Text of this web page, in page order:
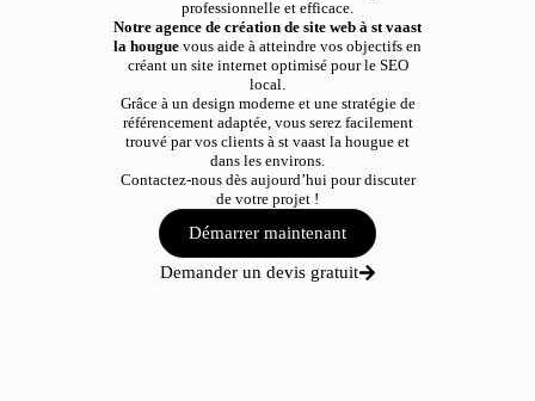
professionnelle et efficace.
Notre agence de création de site web à st vaast
la hougue vous aide à atteindre vos objectifs en
créant un site internet optimisé pour le SEO
local.
Grâce à un design moderne et une stratégie de
référencement adaptée, vous serez facilement
trouvé par vos clients à st vaast la hougue et
dans les environs.
Contactez-nous dès aujourd’hui pour discuter
de votre projet !
Démarrer maintenant
Demander un devis gratuit